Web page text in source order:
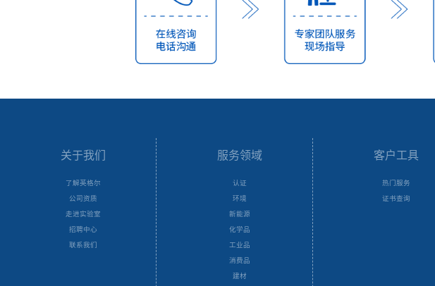
关于我们
了解英格尔
公司资质
走进实验室
招聘中心
联系我们
服务领域
认证
环境
新能源
化学品
工业品
消费品
建材
客户工具
热门服务
证书查询